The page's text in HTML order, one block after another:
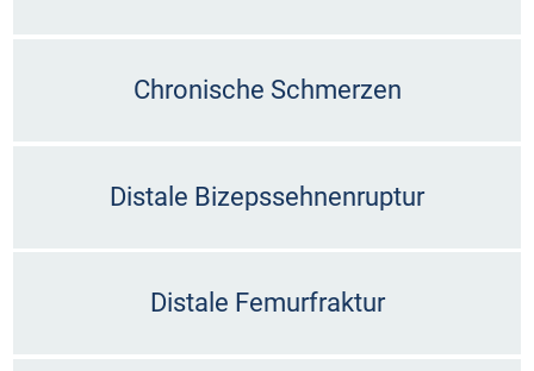
Chronische Schmerzen
Distale Bizepssehnenruptur
Distale Femurfraktur